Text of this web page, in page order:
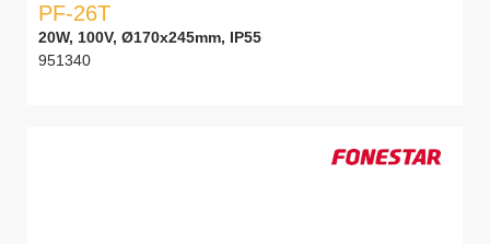
PF-26T
20W, 100V, Ø170x245mm, IP55
951340